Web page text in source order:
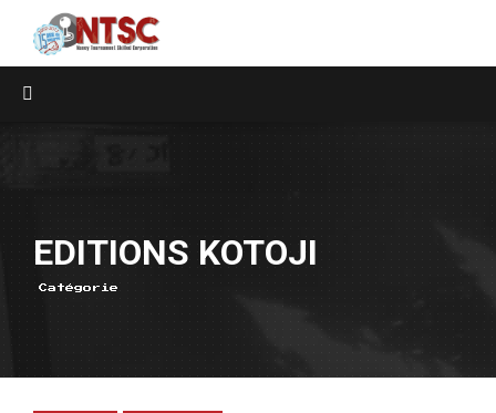
EDITIONS KOTOJI
Catégorie